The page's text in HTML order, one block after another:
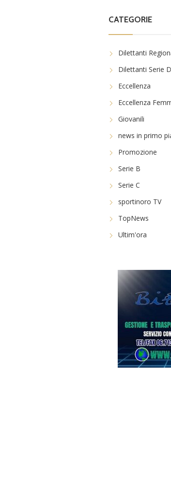
CATEGORIE
Dilettanti
Dilettanti Serie D
Eccellenza
Eccellenza
Giovanili
news in primo
Promozione
Serie B
Serie C
sportinoro TV
TopNews
Ultim'ora